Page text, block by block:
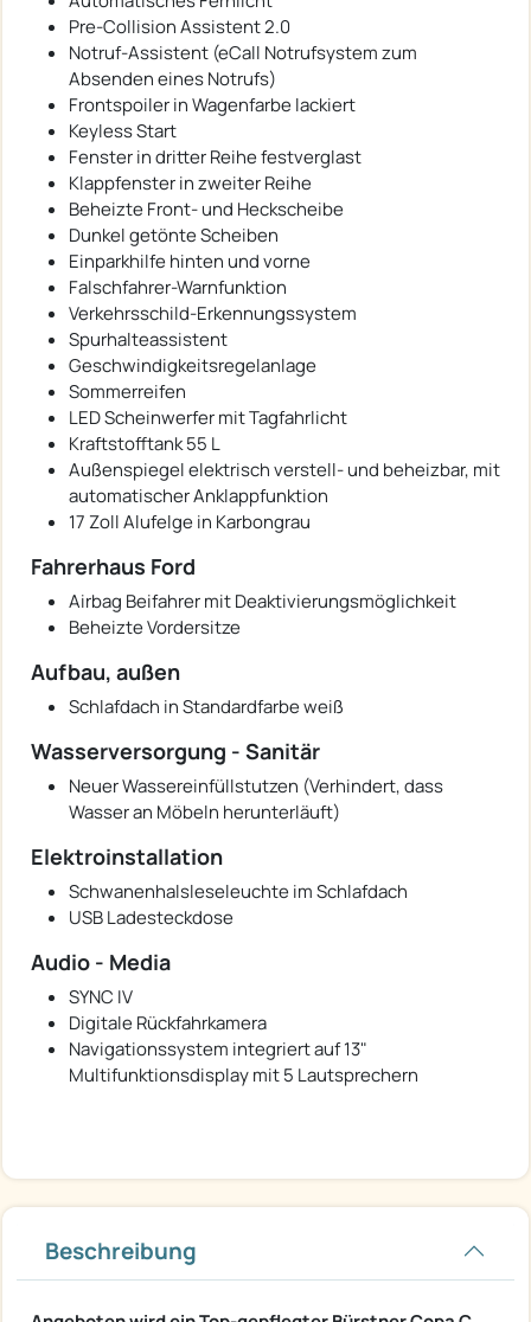
Pre-Collision Assistent 2.0
Notruf-Assistent (eCall Notrufsystem zum
Absenden eines Notrufs)
Frontspoiler in Wagenfarbe lackiert
Keyless Start
Fenster in dritter Reihe festverglast
Klappfenster in zweiter Reihe
Beheizte Front- und Heckscheibe
Dunkel getönte Scheiben
Einparkhilfe hinten und vorne
Falschfahrer-Warnfunktion
Verkehrsschild-Erkennungssystem
Spurhalteassistent
Geschwindigkeitsregelanlage
Sommerreifen
LED Scheinwerfer mit Tagfahrlicht
Kraftstofftank 55 L
Außenspiegel elektrisch verstell- und beheizbar, mit
automatischer Anklappfunktion
17 Zoll Alufelge in Karbongrau
Fahrerhaus Ford
Airbag Beifahrer mit Deaktivierungsmöglichkeit
Beheizte Vordersitze
Aufbau, außen
Schlafdach in Standardfarbe weiß
Wasserversorgung - Sanitär
Neuer Wassereinfüllstutzen (Verhindert, dass
Wasser an Möbeln herunterläuft)
Elektroinstallation
Schwanenhalsleseleuchte im Schlafdach
USB Ladesteckdose
Audio - Media
SYNC IV
Digitale Rückfahrkamera
Navigationssystem integriert auf 13"
Multifunktionsdisplay mit 5 Lautsprechern
Beschreibung